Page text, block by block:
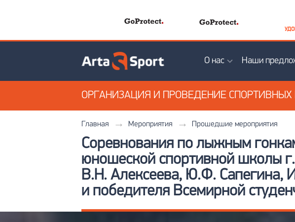
О нас Наши
ОРГАНИЗАЦИЯ И ПРОВЕДЕНИЕ
Главная Мероприятия Прошедшие мероприятия
Соревнования по лыжным
юношеской спортивной школы
В.Н. Алексеева, Ю.Ф. Сапегина,
и победителя Всемирной